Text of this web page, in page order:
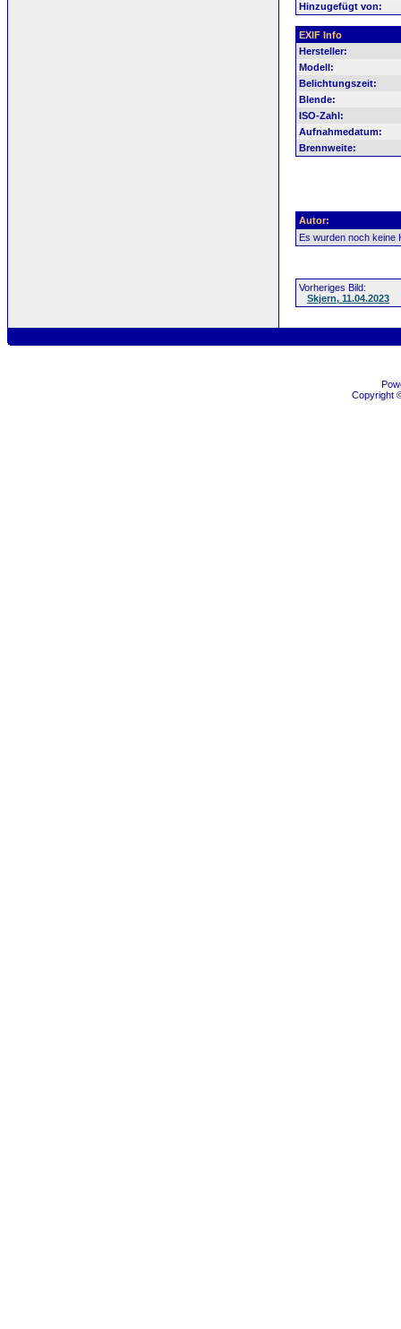
Hinzugefügt von:
EXIF Info
Hersteller:
Modell:
Belichtungszeit:
Blende:
ISO-Zahl:
Aufnahmedatum:
Brennweite:
Autor:
Es wurden noch keine
Vorheriges Bild:
Skjern, 11.04.2023
Copyright